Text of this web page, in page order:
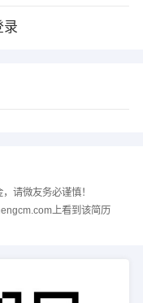
录
请微友务必谨慎！
上看到该简历